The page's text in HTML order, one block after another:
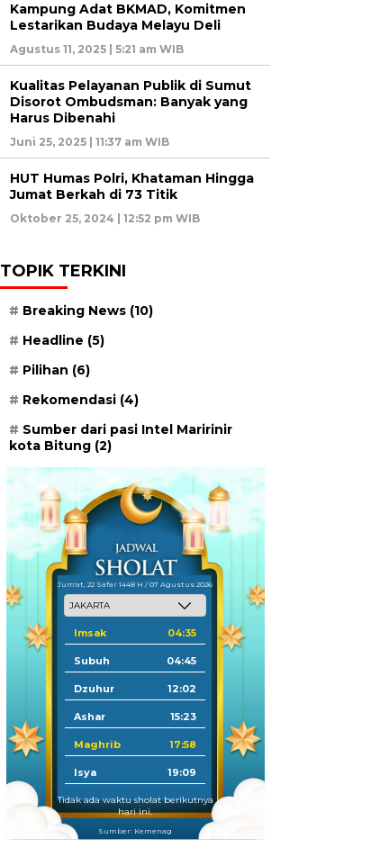
Kampung Adat BKMAD, Komitmen
Lestarikan Budaya Melayu Deli
Agustus 11, 2025 | 5:21 am WIB
Kualitas Pelayanan Publik di Sumut
Disorot Ombudsman: Banyak yang
Harus Dibenahi
Juni 25, 2025 | 11:37 am WIB
HUT Humas Polri, Khataman Hingga
Jumat Berkah di 73 Titik
Oktober 25, 2024 | 12:52 pm WIB
TOPIK TERKINI
Breaking News (10)
Headline (5)
Pilihan (6)
Rekomendasi (4)
Sumber dari pasi Intel Maririnir
kota Bitung (2)
Jum'at, 22 Safar 1448 H / 07 Agustus 2026
Imsak 04:35
Subuh 04:45
Dzuhur 12:02
Ashar 15:23
Maghrib 17:58
Isya 19:09
Tidak ada waktu sholat berikutnya
hari ini.
Sumber: Kemenag